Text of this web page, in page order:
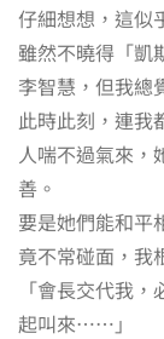
仔細想想，這似
雖然不曉得「凱
李智慧，但我總
此時此刻，連我
人喘不過氣來，
善。
要是她們能和平
竟不常碰面，我
「會長交代我
起叫來……」